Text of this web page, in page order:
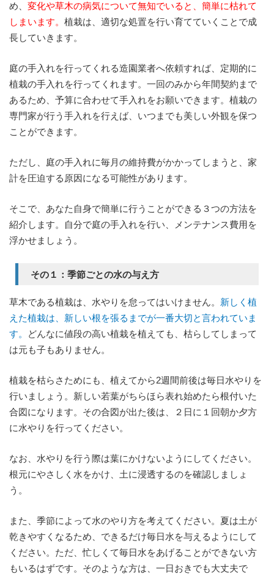
め、 変化や草木の病気について無知でいると、簡単に枯れて
しまいます。 植栽は、適切な処置を行い育てていくことで成
長していきます。
庭の手入れを行ってくれる造園業者へ依頼すれば、定期的に
植栽の手入れを行ってくれます。一回のみから年間契約まで
あるため、予算に合わせて手入れをお願いできます。植栽の
専門家が行う手入れを行えば、いつまでも美しい外観を保つ
ことができます。
ただし、庭の手入れに毎月の維持費がかかってしまうと、家
計を圧迫する原因になる可能性があります。
そこで、あなた自身で簡単に行うことができる３つの方法を
紹介します。自分で庭の手入れを行い、メンテナンス費用を
浮かせましょう。
その１：季節ごとの水の与え方
草木である植栽は、水やりを怠ってはいけません。 新しく植
えた植栽は、新しい根を張るまでが一番大切と言われていま
す。
どんなに値段の高い植栽を植えても、枯らしてしまって
は元も子もありません。
植栽を枯らさためにも、植えてから2週間前後は毎日水やりを
行いましょう。新しい若葉がちらほら表れ始めたら根付いた
合図になります。その合図が出た後は、２日に１回朝か夕方
に水やりを行ってください。
なお、水やりを行う際は葉にかけないようにしてください。
根元にやさしく水をかけ、土に浸透するのを確認しましょ
う。
また、季節によって水のやり方を考えてください。夏は土が
乾きやすくなるため、できるだけ毎日水を与えるようにして
ください。ただ、忙しくて毎日水をあげることができない方
もいるはずです。そのような方は、一日おきでも大丈夫で